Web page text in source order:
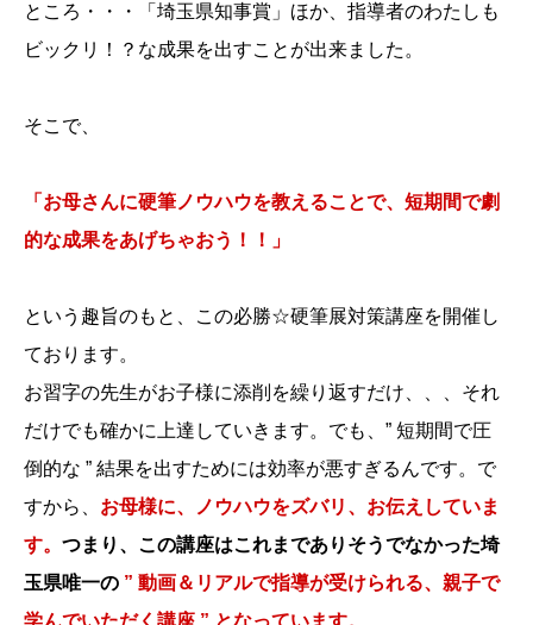
ところ・・・「埼玉県知事賞」ほか、指導者のわたしも
ビックリ！？な成果を出すことが出来ました。
そこで、
「お母さんに硬筆ノウハウを教えることで、短期間で劇
的な成果をあげちゃおう！！
」
という趣旨のもと、この必勝☆硬筆展対策講座を開催し
ております。
お習字の先生がお子様に添削を繰り返すだけ、、、それ
だけでも確かに上達していきます。でも、” 短期間で圧
倒的な ” 結果を出すためには効率が悪すぎるんです。で
すから、 お母様に、ノウハウをズバリ、お伝えしていま
す。 つまり、この講座はこれまでありそうでなかった埼
玉県唯一の ” 動画＆リアルで指導が受けられる、親子で